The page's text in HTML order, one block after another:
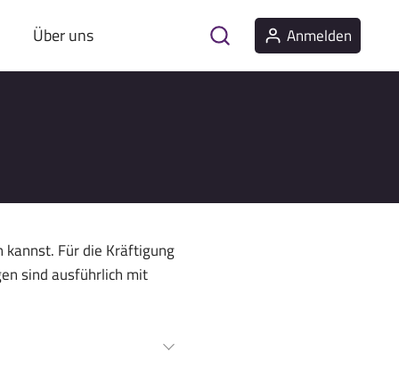
Über uns Anmelden
kannst. Für die Kräftigung
sind ausführlich mit